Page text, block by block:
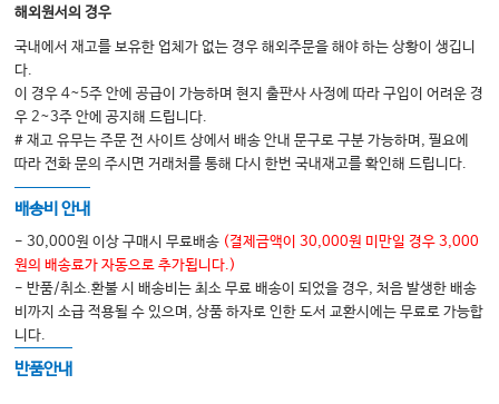
2. 편두통의 기전과 동반질환
편두통의 기전: 편두통은 왜 남다른가요? | 편두통과 정신 건강 | 만성 편두통도
나을 수 있나요?
3. 편두통의 치료 방법
내가 먹는 두통약, 진통제? 편두통약? 알고 계신가요? | 트립탄이 효과가 없는
환자들은 어떻게 하나요? | 편두통도 예방이 되나요? | 편두통 예방, 침치료를
추천합니다
4. 편두통의 생활관리
편두통 환자에게 운동이 도움이 되나요? | 편두통을 줄여주는 5분 경혈 마사지
| 편두통 버튼을 끄는 생활 습관 | 두통 씨의 편두통 탈출 일기
IV. 군발두통
군발두통
해외원서의 경우
국내에서 재고를 보유한 업체가 없는 경우 해외주문을 해야 하는 상황이 생깁니
다.
이 경우 4~5주 안에 공급이 가능하며 현지 출판사 사정에 따라 구입이 어려운 경
우 2~3주 안에 공지해 드립니다.
# 재고 유무는 주문 전 사이트 상에서 배송 안내 문구로 구분 가능하며, 필요에
따라 전화 문의 주시면 거래처를 통해 다시 한번 국내재고를 확인해 드립니다.
배송비 안내
- 30,000원 이상 구매시 무료배송 (결제금액이 30,000원 미만일 경우 3,000
원의 배송료가 자동으로 추가됩니다.)
- 반품/취소.환불 시 배송비는 최소 무료 배송이 되었을 경우, 처음 발생한 배송
비까지 소급 적용될 수 있으며, 상품 하자로 인한 도서 교환시에는 무료로 가능합
니다.
반품안내